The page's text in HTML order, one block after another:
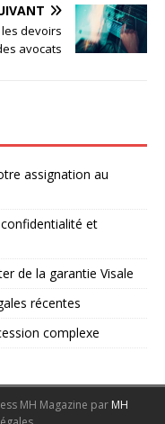
devoirs
avocats
assignation au
et
de la garantie Visale
récentes
complexe
MH Magazine par MH